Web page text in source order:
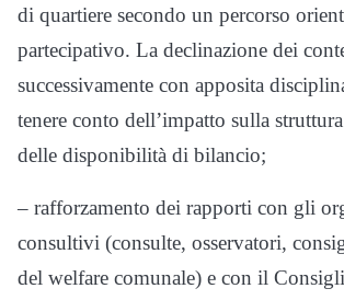
di quartiere secondo un percorso
partecipativo. La declinazione dei
successivamente con apposita
tenere conto dell’impatto sulla
delle disponibilità di bilancio;
– rafforzamento dei rapporti con gli
consultivi (consulte, osservatori,
del welfare comunale) e con il